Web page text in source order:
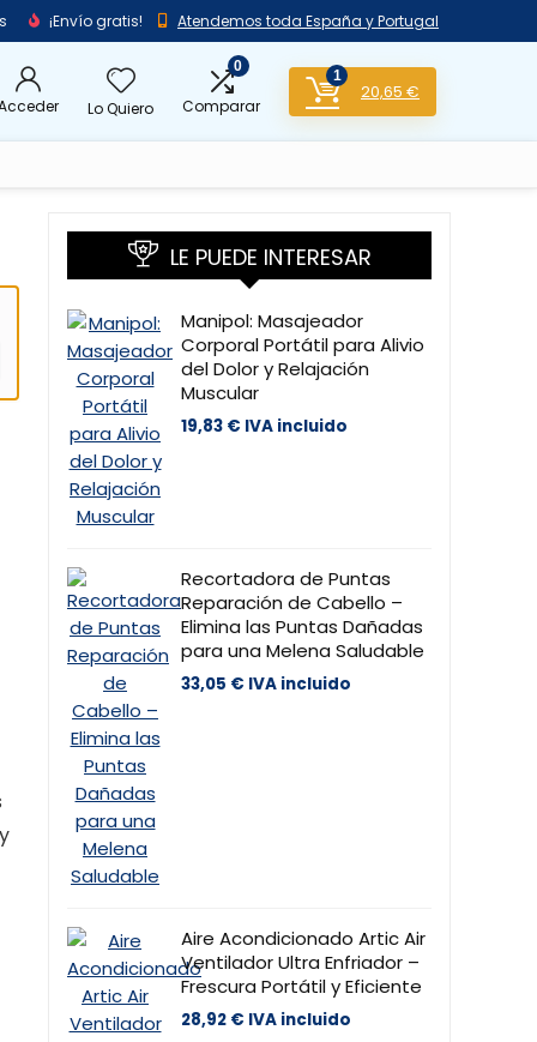
¡Envío gratis! Atendemos toda España y Portugal
Lo Quiero
0
Comparar
1
20,65 €
LE PUEDE INTERESAR
Manipol: Masajeador
Corporal Portátil para Alivio
del Dolor y Relajación
Muscular
19,83 € IVA incluido
Recortadora de Puntas
Reparación de Cabello –
Elimina las Puntas Dañadas
para una Melena Saludable
33,05 € IVA incluido
Aire Acondicionado Artic Air
Ventilador Ultra Enfriador –
Frescura Portátil y Eficiente
28,92 € IVA incluido